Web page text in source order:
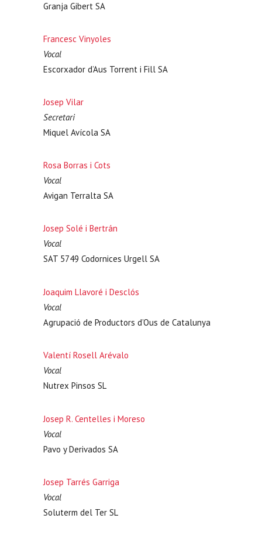
Granja Gibert SA
Francesc Vinyoles
Vocal
Escorxador d’Aus Torrent i Fill SA
Josep Vilar
Secretari
Miquel Avícola SA
Rosa Borras i Cots
Vocal
Avigan Terralta SA
Josep Solé i Bertrán
Vocal
SAT 5749 Codornices Urgell SA
Joaquim Llavoré i Desclós
Vocal
Agrupació de Productors d’Ous de Catalunya
Valentí Rosell Arévalo
Vocal
Nutrex Pinsos SL
Josep R. Centelles i Moreso
Vocal
Pavo y Derivados SA
Josep Tarrés Garriga
Vocal
Soluterm del Ter SL